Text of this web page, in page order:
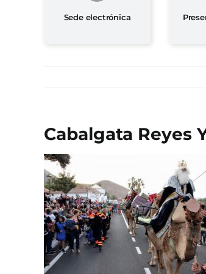
Sede electrónica
Cabalgata Reyes